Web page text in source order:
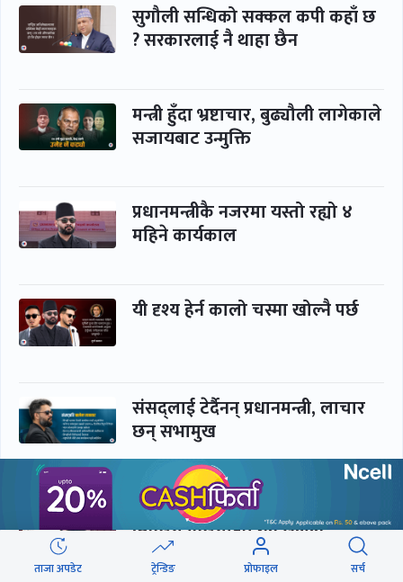
सुगौली सन्धिको सक्कल कपी कहाँ छ
? सरकारलाई नै थाहा छैन
मन्त्री हुँदा भ्रष्टाचार, बुढ्यौली लागेकाले
सजायबाट उन्मुक्ति
प्रधानमन्त्रीकै नजरमा यस्तो रह्यो ४
महिने कार्यकाल
यी दृश्य हेर्न कालो चस्मा खोल्नै पर्छ
संसद्लाई टेर्दैनन् प्रधानमन्त्री, लाचार
छन् सभामुख
‘अस्थायी प्रकृतिको अध्यादेशले ऐनको
व्यवस्था विस्थापित गर्न सक्दैन’
ताजा अपडेट ट्रेन्डिङ प्रोफाइल सर्च